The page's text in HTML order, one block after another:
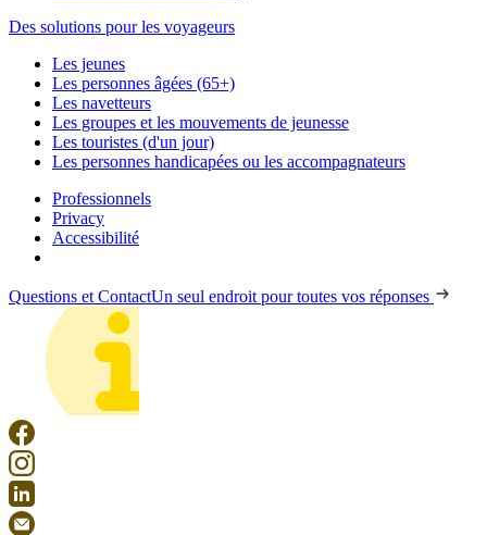
Des solutions pour les voyageurs
Les jeunes
Les personnes âgées (65+)
Les navetteurs
Les groupes et les mouvements de jeunesse
Les touristes (d'un jour)
Les personnes handicapées ou les accompagnateurs
Professionnels
Privacy
Accessibilité
Questions et ContactUn seul endroit pour toutes vos réponses